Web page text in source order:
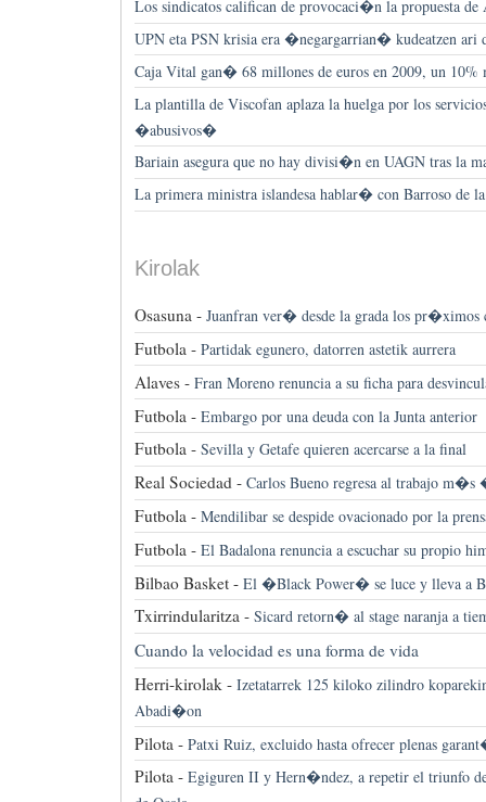
Los sindicatos califican de provocaci�n la propuesta de
UPN eta PSN krisia era �negargarrian� kudeatzen ari
Caja Vital gan� 68 millones de euros en 2009, un 10%
La plantilla de Viscofan aplaza la huelga por los
�abusivos�
Bariain asegura que no hay divisi�n en UAGN tras la
La primera ministra islandesa hablar� con Barroso de
Kirolak
Osasuna - Juanfran ver� desde la grada los pr�ximos
Futbola - Partidak egunero, datorren astetik aurrera
Alaves - Fran Moreno renuncia a su ficha para
Futbola - Embargo por una deuda con la Junta anterior
Futbola - Sevilla y Getafe quieren acercarse a la final
Real Sociedad - Carlos Bueno regresa al trabajo
Futbola - Mendilibar se despide ovacionado por la
Futbola - El Badalona renuncia a escuchar su propio
Bilbao Basket - El �Black Power� se luce y lleva a
Txirrindularitza - Sicard retorn� al stage naranja a
Cuando la velocidad es una forma de vida
Herri-kirolak - Izetatarrek 125 kiloko zilindro
Abadi�on
Pilota - Patxi Ruiz, excluido hasta ofrecer plenas
Pilota - Egiguren II y Hern�ndez, a repetir el triunfo